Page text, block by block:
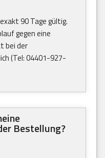
90 Tage gültig.
gegen eine
bei der
(Tel: 04401-927-
Bestellung?